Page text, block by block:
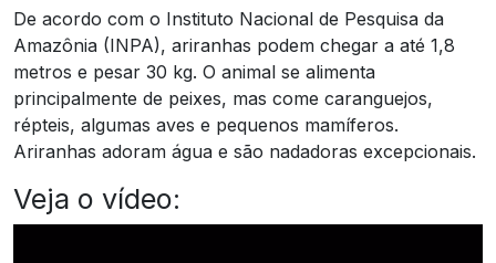
De acordo com o Instituto Nacional de Pesquisa da
Amazônia (INPA), ariranhas podem chegar a até 1,8
metros e pesar 30 kg. O animal se alimenta
principalmente de peixes, mas come caranguejos,
répteis, algumas aves e pequenos mamíferos.
Ariranhas adoram água e são nadadoras excepcionais.
Veja o vídeo: